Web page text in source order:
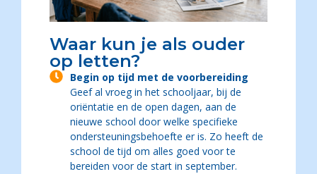
Waar kun je als ouder
op letten?
Begin op tijd met de voorbereiding
Geef al vroeg in het schooljaar, bij de
oriëntatie en de open dagen, aan de
nieuwe school door welke specifieke
ondersteuningsbehoefte er is. Zo heeft de
school de tijd om alles goed voor te
bereiden voor de start in september.